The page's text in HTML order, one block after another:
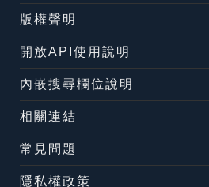
版權聲明
開放API使用說明
內嵌搜尋欄位說明
相關連結
常見問題
隱私權政策